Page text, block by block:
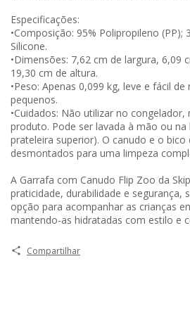
Especificações:
•Composição: 95% Polipropileno (PP);
Silicone.
•Dimensões: 7,62 cm de largura, 6,09
19,30 cm de altura.
•Peso: Apenas 0,099 kg, leve e fácil
pequenos.
•Cuidados: Não utilizar no
produto. Pode ser lavada à mão ou
prateleira superior). O canudo e o bico
desmontados para uma limpeza
A Garrafa com Canudo Flip Zoo da
praticidade, durabilidade e segurança,
opção para acompanhar as crianças
mantendo-as hidratadas com estilo e
Compartilhar